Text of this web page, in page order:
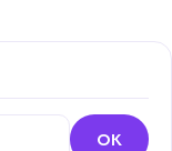
OK